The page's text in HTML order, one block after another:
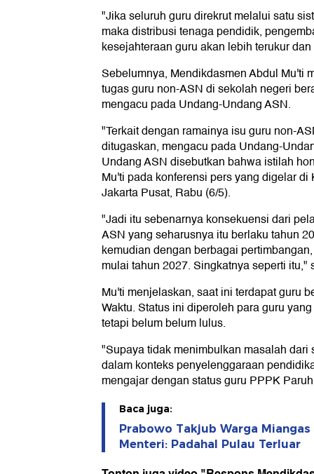
"Jika seluruh guru direkrut melalui satu
maka distribusi tenaga pendidik,
kesejahteraan guru akan lebih terukur
Sebelumnya, Mendikdasmen Abdul Mu'ti
tugas guru non-ASN di sekolah negeri
mengacu pada Undang-Undang ASN.
"Terkait dengan ramainya isu guru non-
ditugaskan, mengacu pada Undang-
Undang ASN disebutkan bahwa istilah
Mu'ti pada konferensi pers yang digelar
Jakarta Pusat, Rabu (6/5).
"Jadi itu sebenarnya konsekuensi dari
ASN yang seharusnya itu berlaku tahun
kemudian dengan berbagai
mulai tahun 2027. Singkatnya seperti itu,"
Mu'ti menjelaskan, saat ini terdapat guru
Waktu. Status ini diperoleh para guru
tetapi belum belum lulus.
"Supaya tidak menimbulkan masalah
dalam konteks penyelenggaraan
mengajar dengan status guru PPPK
Baca juga:
Prabowo Takjub Warga Miangas
Menteri: Padahal Pulau Terluar